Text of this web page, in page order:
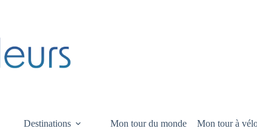
Destinations Mon tour du monde Mon tour à